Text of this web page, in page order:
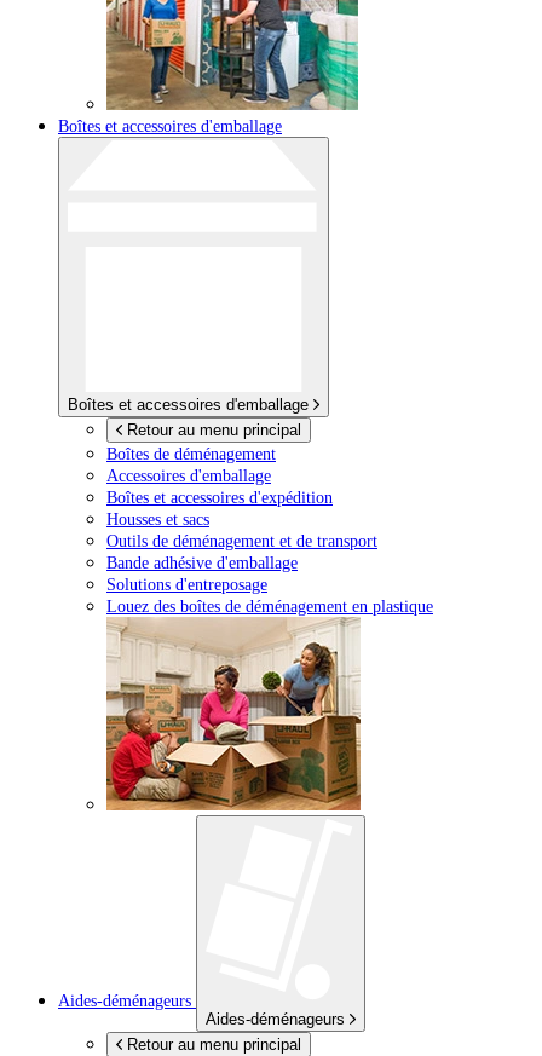
Boîtes et accessoires d'emballage
Boîtes et accessoires d'emballage
Retour au menu principal
Boîtes de déménagement
Accessoires d'emballage
Boîtes et accessoires d'expédition
Housses et sacs
Outils de déménagement et de transport
Bande adhésive d'emballage
Solutions d'entreposage
Louez des boîtes de déménagement en plastique
Aides-déménageurs
Aides-déménageurs
Retour au menu principal